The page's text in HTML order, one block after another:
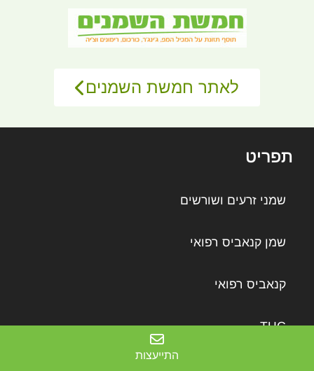
לאתר חמשת השמנים
תפריט
שמני זרעים ושורשים
שמן קנאביס רפואי
קנאביס רפואי
THC
התייעצות